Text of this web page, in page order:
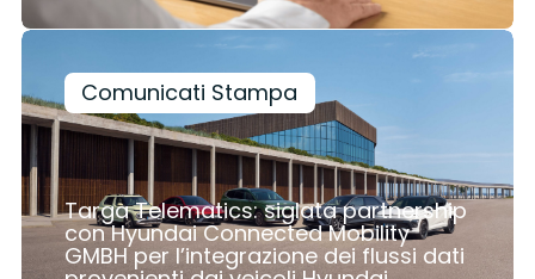
Comunicati Stampa
Targa Telematics: siglata partnership
con Hyundai Connected Mobility
GMBH per l’integrazione dei flussi dati